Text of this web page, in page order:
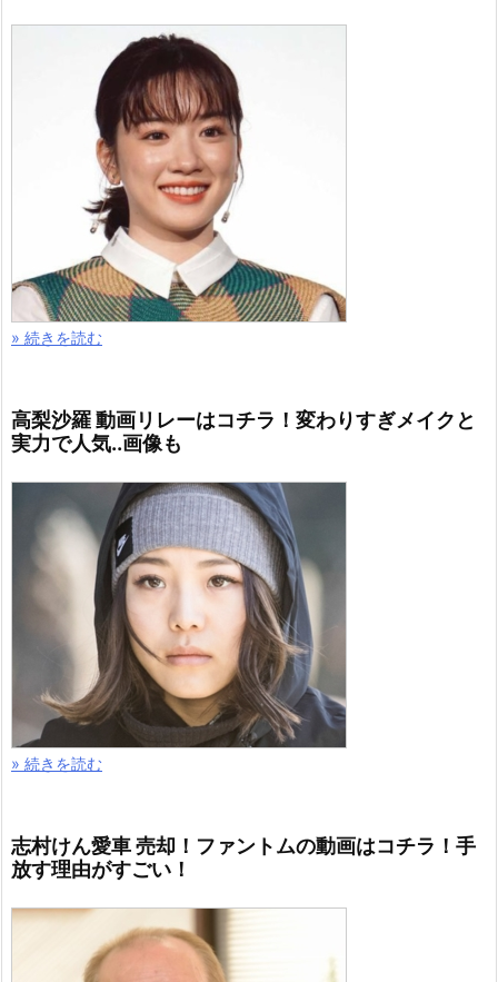
» 続きを読む
高梨沙羅 動画リレーはコチラ！変わりすぎメイクと
実力で人気..画像も
» 続きを読む
志村けん愛車 売却！ファントムの動画はコチラ！手
放す理由がすごい！